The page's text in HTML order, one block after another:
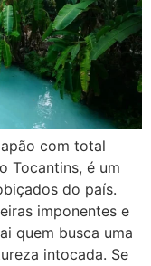
com total
Tocantins, é um
do país.
imponentes e
quem busca uma
intocada. Se